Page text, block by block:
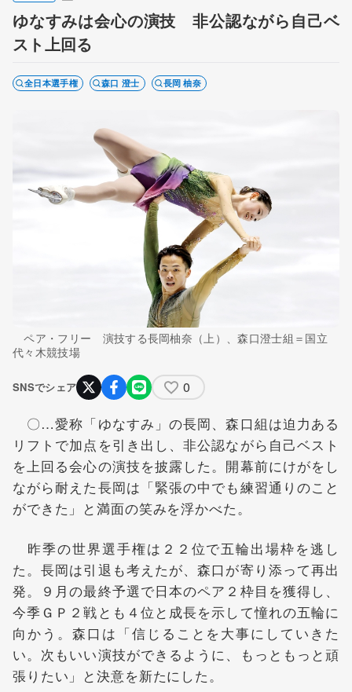
ゆなすみは会心の演技 非公認ながら自己ベ
スト上回る
全日本選手権 森口 澄士 長岡 柚奈
ペア・フリー 演技する長岡柚奈（上）、森口澄士組＝国立
代々木競技場
SNSでシェア 0
〇…愛称「ゆなすみ」の長岡、森口組は迫力ある
リフトで加点を引き出し、非公認ながら自己ベスト
を上回る会心の演技を披露した。開幕前にけがをし
ながら耐えた長岡は「緊張の中でも練習通りのこと
ができた」と満面の笑みを浮かべた。
昨季の世界選手権は２２位で五輪出場枠を逃し
た。長岡は引退も考えたが、森口が寄り添って再出
発。９月の最終予選で日本のペア２枠目を獲得し、
今季ＧＰ２戦とも４位と成長を示して憧れの五輪に
向かう。森口は「信じることを大事にしていきた
い。次もいい演技ができるように、もっともっと頑
張りたい」と決意を新たにした。